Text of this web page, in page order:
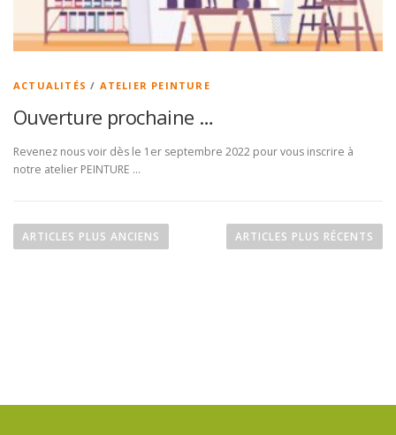
ACTUALITÉS / ATELIER PEINTURE
Ouverture prochaine …
Revenez nous voir dès le 1er septembre 2022 pour vous inscrire à
notre atelier PEINTURE …
aARTICLES PLUS ANCIENS ARTICLES PLUS RÉCENTS